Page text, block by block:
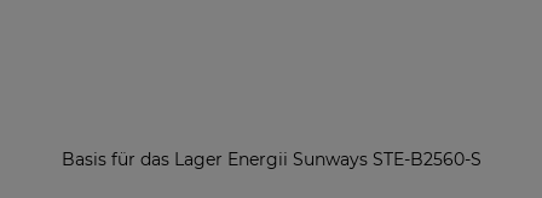
Basis für das Lager Energii Sunways STE-B2560-S